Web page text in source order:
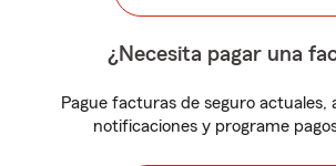
¿Necesita pagar una
Pague facturas de seguro actuales,
notificaciones y programe